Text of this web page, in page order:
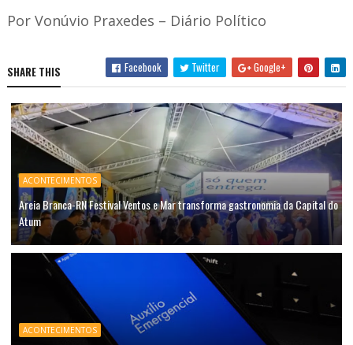
Por Vonúvio Praxedes – Diário Político
SHARE THIS Facebook Twitter Google+
ACONTECIMENTOS
Areia Branca-RN Festival Ventos e Mar transforma gastronomia da Capital do
Atum
ACONTECIMENTOS